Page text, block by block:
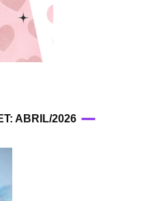
ABRIL/2026